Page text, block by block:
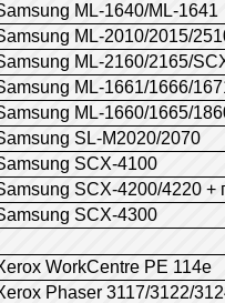
ML-1640/ML-1641
ML-2010/2015/
ML-2160/2165/
ML-1661/1666/
ML-1660/1665/
SL-M2020/2070
SCX-4100
SCX-4200/4220 +
SCX-4300
WorkCentre PE 114e
Phaser 3117/3122/